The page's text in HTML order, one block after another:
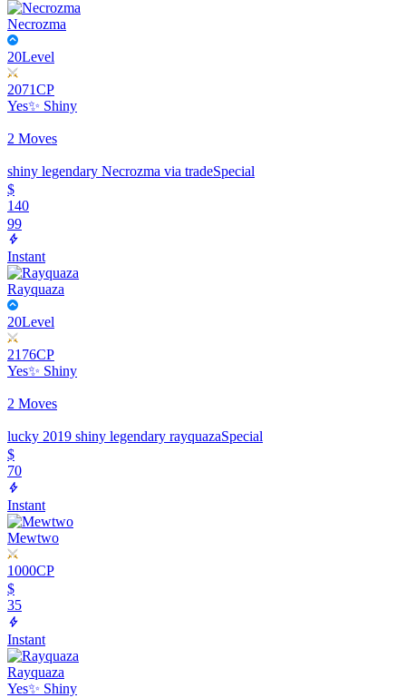
Necrozma
20Level
2071CP
Yes✨ Shiny
2 Moves
shiny legendary Necrozma via tradeSpecial
$
140
99
Instant
Rayquaza
20Level
2176CP
Yes✨ Shiny
2 Moves
lucky 2019 shiny legendary rayquazaSpecial
$
70
Instant
Mewtwo
1000CP
$
35
Instant
Rayquaza
Yes✨ Shiny